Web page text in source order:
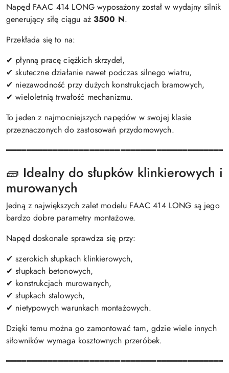
Napęd FAAC 414 LONG wyposażony został w wydajny silnik
generujący siłę ciągu aż3500 N.
Przekłada się to na:
✔ płynną pracę ciężkich skrzydeł,
✔ skuteczne działanie nawet podczas silnego wiatru,
✔ niezawodność przy dużych konstrukcjach bramowych,
✔ wieloletnią trwałość mechanizmu.
To jeden z najmocniejszych napędów w swojej klasie
przeznaczonych do zastosowań przydomowych.
🧱 Idealny do słupków klinkierowych i
murowanych
Jedną z największych zalet modelu FAAC 414 LONG są jego
bardzo dobre parametry montażowe.
Napęd doskonale sprawdza się przy:
✔ szerokich słupkach klinkierowych,
✔ słupkach betonowych,
✔ konstrukcjach murowanych,
✔ słupkach stalowych,
✔ nietypowych warunkach montażowych.
Dzięki temu można go zamontować tam, gdzie wiele innych
siłowników wymaga kosztownych przeróbek.